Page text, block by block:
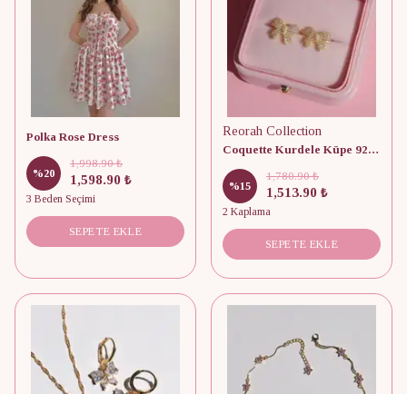
Polka Rose Dress
%20
1,998.90 ₺
1,598.90 ₺
3 Beden Seçimi
SEPETE EKLE
Reorah Collection
Coquette Kurdele Küpe 925 Ayar Gümüş
%15
1,780.90 ₺
1,513.90 ₺
2 Kaplama
SEPETE EKLE